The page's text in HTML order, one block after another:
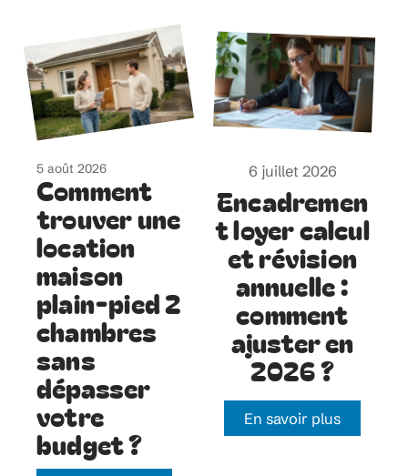
5 août 2026
Comment
trouver une
location
maison
plain-pied 2
chambres
sans
dépasser
votre
budget ?
6 juillet 2026
Encadremen
t loyer calcul
et révision
annuelle :
comment
ajuster en
2026 ?
En savoir plus